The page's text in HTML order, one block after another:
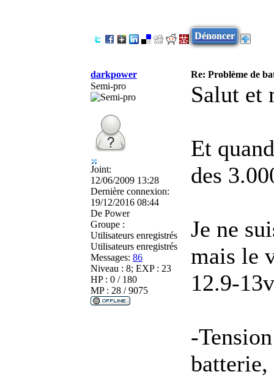
Dénoncer
darkpower
Re: Problème de
Semi-pro
Joint:
12/06/2009 13:28
Dernière connexion:
19/12/2016 08:44
De Power
Groupe :
Utilisateurs enregistrés
Utilisateurs enregistrés
Messages: 86
Niveau : 8; EXP : 23
HP : 0 / 180
MP : 28 / 9075
Salut et
Et
des
Je ne
mais le
12.9-13v
-
batterie,